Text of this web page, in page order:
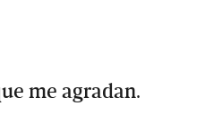
me agradan.